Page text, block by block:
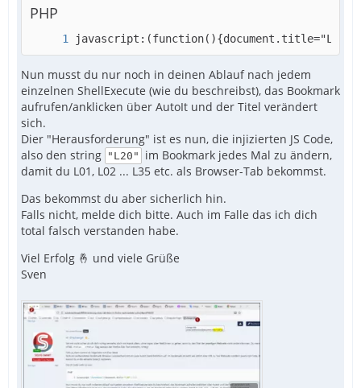
PHP
Nun musst du nur noch in deinen Ablauf nach jedem
einzelnen ShellExecute (wie du beschreibst), das Bookmark
aufrufen/anklicken über AutoIt und der Titel verändert
sich.
Dier "Herausforderung" ist es nun, die injizierten JS Code,
also den string "L20"
im Bookmark jedes Mal zu ändern,
damit du L01, L02 ... L35 etc. als Browser-Tab bekommst.
Das bekommst du aber sicherlich hin.
Falls nicht, melde dich bitte. Auch im Falle das ich dich
total falsch verstanden habe.
Viel Erfolg 🤞 und viele Grüße
Sven